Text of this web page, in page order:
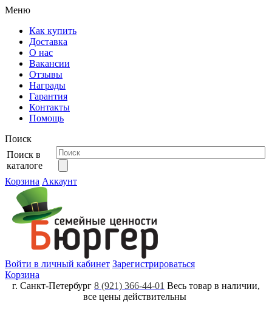
Меню
Как купить
Доставка
О нас
Вакансии
Отзывы
Награды
Гарантия
Контакты
Помощь
Поиск
Поиск в
каталоге
Корзина Аккаунт
Войти в личный кабинет Зарегистрироваться
Корзина
г. Санкт-Петербург 8 (921) 366-44-01 Весь товар в наличии,
все цены действительны